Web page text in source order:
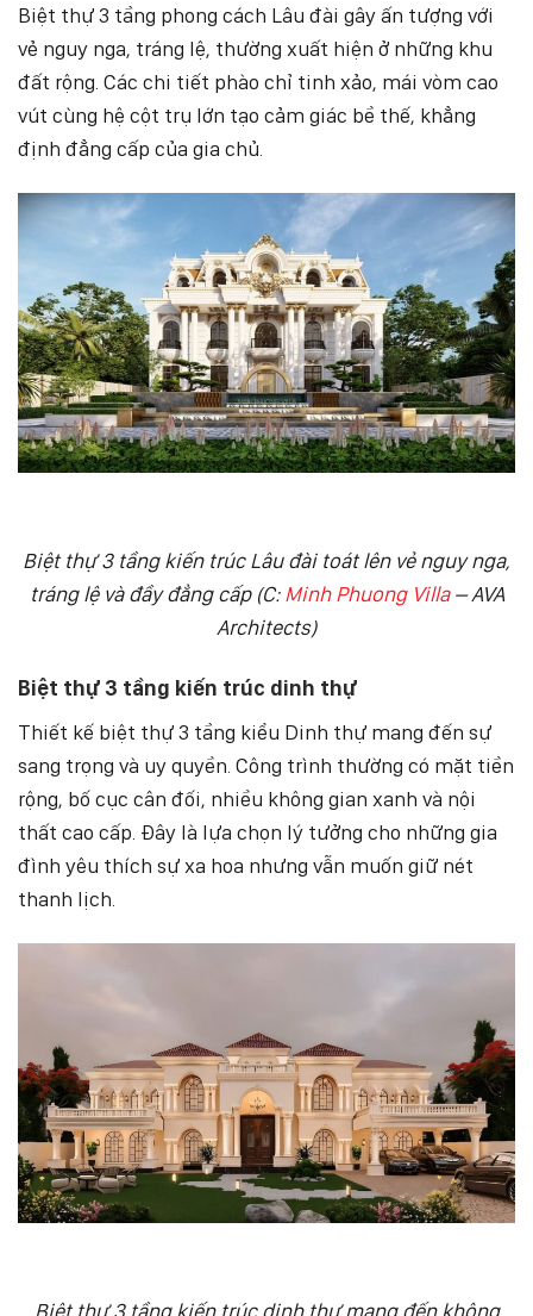
Biệt thự 3 tầng phong cách Lâu đài gây ấn tượng với
vẻ nguy nga, tráng lệ, thường xuất hiện ở những khu
đất rộng. Các chi tiết phào chỉ tinh xảo, mái vòm cao
vút cùng hệ cột trụ lớn tạo cảm giác bề thế, khẳng
định đẳng cấp của gia chủ.
Biệt thự 3 tầng kiến trúc Lâu đài toát lên vẻ nguy nga,
tráng lệ và đầy đẳng cấp (C: Minh Phuong Villa– AVA
Architects)
Biệt thự 3 tầng kiến trúc dinh thự
Thiết kế biệt thự 3 tầng kiểu Dinh thự mang đến sự
sang trọng và uy quyền. Công trình thường có mặt tiền
rộng, bố cục cân đối, nhiều không gian xanh và nội
thất cao cấp. Đây là lựa chọn lý tưởng cho những gia
đình yêu thích sự xa hoa nhưng vẫn muốn giữ nét
thanh lịch.
Biệt thự 3 tầng kiến trúc dinh thự mang đến không